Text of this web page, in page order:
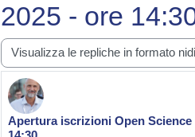
2025 - ore
Modalità visualizzazione
Apertura iscrizioni Open Science
Numero di risposte: 0